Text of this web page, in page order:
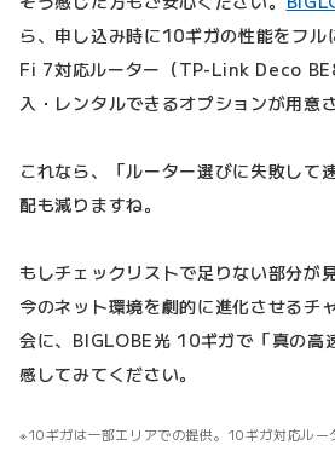
ら、申し込み時に10ギガの性能をフ
Fi 7対応ルーター（TP-Link Deco
入・レンタルできるオプションが用意
これなら、「ルーター選びに失敗して
配も減りますね。
もしチェックリストで足りない部分が
今のネット環境を劇的に進化させるチ
会に、BIGLOBE光 10ギガで「真の高
感してみてください。
10ギガは一部エリアでの提供。10ギガ対応ルー